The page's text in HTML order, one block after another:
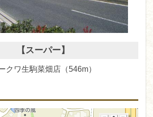
【スーパー】
クワ生駒菜畑店（546m）